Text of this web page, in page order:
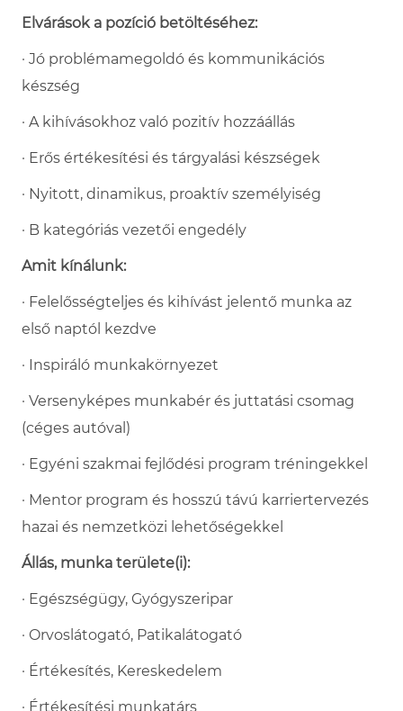
Elvárások a pozíció betöltéséhez:
· Jó problémamegoldó és kommunikációs
készség
· A kihívásokhoz való pozitív hozzáállás
· Erős értékesítési és tárgyalási készségek
· Nyitott, dinamikus, proaktív személyiség
· B kategóriás vezetői engedély
Amit kínálunk:
· Felelősségteljes és kihívást jelentő munka az
első naptól kezdve
· Inspiráló munkakörnyezet
· Versenyképes munkabér és juttatási csomag
(céges autóval)
· Egyéni szakmai fejlődési program tréningekkel
· Mentor program és hosszú távú karriertervezés
hazai és nemzetközi lehetőségekkel
Állás, munka területe(i):
· Egészségügy, Gyógyszeripar
· Orvoslátogató, Patikalátogató
· Értékesítés, Kereskedelem
· Értékesítési munkatárs